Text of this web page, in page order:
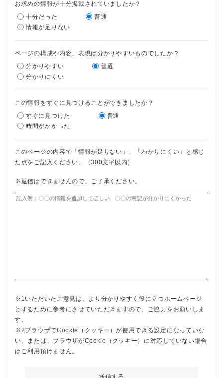
お求めの情報が十分掲載されていましたか？
十分だった
普通
情報が足りない
ページの構成や内容、表現は分かりやすいものでしたか？
分かりやすい
普通
分かりにくい
この情報をすぐに見つけることができましたか？
すぐに見つけた
普通
時間がかかった
このページの内容で「情報が足りない」、「わかりにくい」と感じ
た点をご記入ください。（300文字以内）
※返信はできませんので、ご了承ください。
※1いただいたご意見は、より分かりやすく役に立つホームページ
とするために参考にさせていただきますので、ご協力をお願いしま
す。
※2ブラウザでCookie（クッキー）が使用できる設定になっていな
い、または、ブラウザがCookie（クッキー）に対応していない場合
はご利用頂けません。